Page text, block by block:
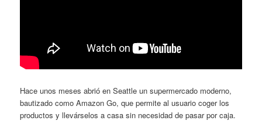
Hace unos meses abrió en Seattle un supermercado moderno,
bautizado como Amazon Go, que permite al usuario coger los
productos y llevárselos a casa sin necesidad de pasar por caja.